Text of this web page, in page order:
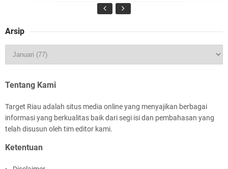
HUT IBI Ke-75, Bupati Asmar: Bidan Garda
2045
Arsip
Tentang Kami
Target Riau adalah situs media online yang menyajikan berbagai
informasi yang berkualitas baik dari segi isi dan pembahasan yang
telah disusun oleh tim editor kami.
Ketentuan